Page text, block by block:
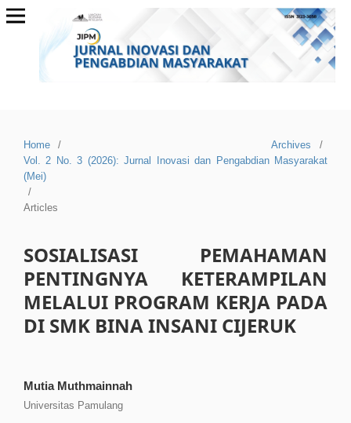
Home / Archives
/
Vol. 2 No. 3 (2026): Jurnal Inovasi dan Pengabdian Masyarakat
(Mei)
/
Articles
SOSIALISASI PEMAHAMAN
PENTINGNYA KETERAMPILAN
MELALUI PROGRAM KERJA PADA
DI SMK BINA INSANI CIJERUK
Mutia Muthmainnah
Universitas Pamulang